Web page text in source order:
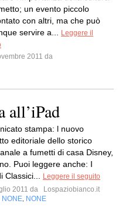
un evento piccolo
con altri, ma che può
servire a...
Leggere il
2011 da
all’iPad
stampa: l nuovo
editoriale dello storico
a fumetti di casa Disney,
Puoi leggere anche: I
Classici...
Leggere il seguito
2011 da
Lospaziobianco.it
NONE NONE